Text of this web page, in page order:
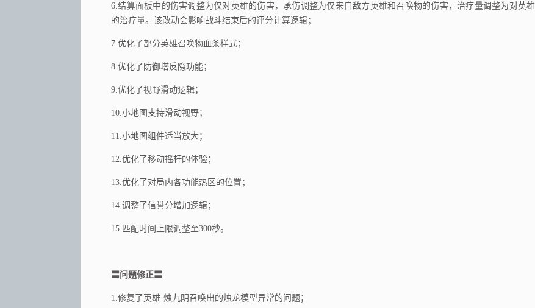
6.结算面板中的伤害调整为仅对英雄的伤害，承伤调整为仅来自敌方英雄和召唤物的伤害，治疗量调整为对英雄
的治疗量。该改动会影响战斗结束后的评分计算逻辑；
7.优化了部分英雄召唤物血条样式；
8.优化了防御塔反隐功能；
9.优化了视野滑动逻辑；
10.小地图支持滑动视野；
11.小地图组件适当放大；
12.优化了移动摇杆的体验；
13.优化了对局内各功能热区的位置；
14.调整了信誉分增加逻辑；
15.匹配时间上限调整至300秒。
〓问题修正〓
1.修复了英雄·烛九阴召唤出的烛龙模型异常的问题；